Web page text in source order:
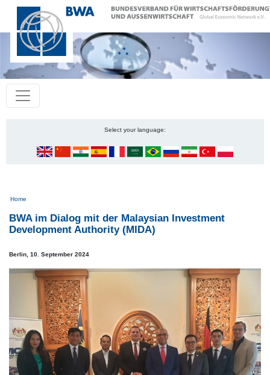
Select your language:
Pfadnavigation
Home
BWA im Dialog mit der Malaysian Investment
Development Authority (MIDA)
Berlin, 10. September 2024